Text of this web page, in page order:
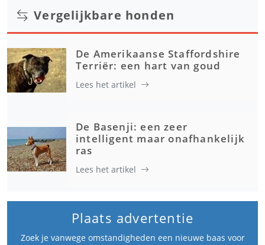
Vergelijkbare honden
De Amerikaanse Staffordshire
Terriër: een hart van goud
Lees het artikel
De Basenji: een zeer
intelligent maar onafhankelijk
ras
Lees het artikel
Plaats advertentie
Zoek je vanwege omstandigheden een nieuwe baas voor